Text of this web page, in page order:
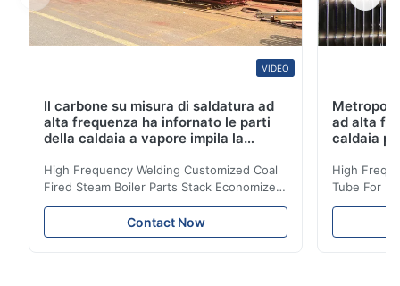
VIDEO
Il carbone su misura di saldatura ad
alta frequenza ha infornato le parti
della caldaia a vapore impila la
High Frequency Welding Customized Coal
Fired Steam Boiler Parts Stack Economizer
Coil Boiler economizer Boiler Economizer is
the energy improving device that helps to
reduce the cost of operation by saving the
Contact Now
ad alta
caldaia
High
Tube For
reduce the